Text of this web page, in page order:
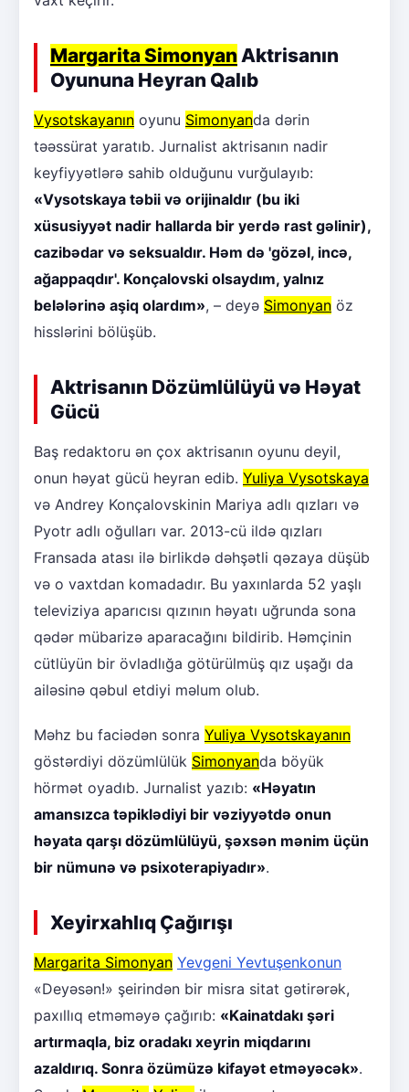
Margarita Simonyan Aktrisanın
Oyununa Heyran Qalıb
Vysotskayanın oyunu Simonyanda dərin
təəssürat yaratıb. Jurnalist aktrisanın nadir
keyfiyyətlərə sahib olduğunu vurğulayıb:
«Vysotskaya təbii və orijinaldır (bu iki
xüsusiyyət nadir hallarda bir yerdə rast gəlinir),
cazibədar və seksualdır. Həm də 'gözəl, incə,
ağappaqdır'. Konçalovski olsaydım, yalnız
belələrinə aşiq olardım», – deyə Simonyan öz
hisslərini bölüşüb.
Aktrisanın Dözümlülüyü və Həyat
Gücü
Baş redaktoru ən çox aktrisanın oyunu deyil,
onun həyat gücü heyran edib. Yuliya Vysotskaya
və Andrey Konçalovskinin Mariya adlı qızları və
Pyotr adlı oğulları var. 2013-cü ildə qızları
Fransada atası ilə birlikdə dəhşətli qəzaya düşüb
və o vaxtdan komadadır. Bu yaxınlarda 52 yaşlı
televiziya aparıcısı qızının həyatı uğrunda sona
qədər mübarizə aparacağını bildirib. Həmçinin
cütlüyün bir övladlığa götürülmüş qız uşağı da
ailəsinə qəbul etdiyi məlum olub.
Məhz bu faciədən sonra Yuliya Vysotskayanın
göstərdiyi dözümlülük Simonyanda böyük
hörmət oyadıb. Jurnalist yazıb: «Həyatın
amansızca təpiklədiyi bir vəziyyətdə onun
həyata qarşı dözümlülüyü, şəxsən mənim üçün
bir nümunə və psixoterapiyadır».
Xeyirxahlıq Çağırışı
Margarita Simonyan Yevgeni Yevtuşenkonun
«Deyəsən!» şeirindən bir misra sitat gətirərək,
paxıllıq etməməyə çağırıb: «Kainatdakı şəri
artırmaqla, biz oradakı xeyrin miqdarını
azaldırıq. Sonra özümüzə kifayət etməyəcək».